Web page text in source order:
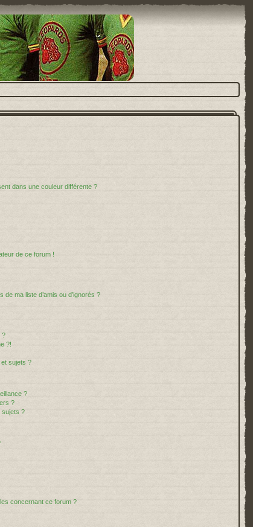
dans une couleur différente ?
de ce forum !
ma liste d’amis ou d’ignorés ?
?
?!
sujets ?
?
?
sujets ?
concernant ce forum ?